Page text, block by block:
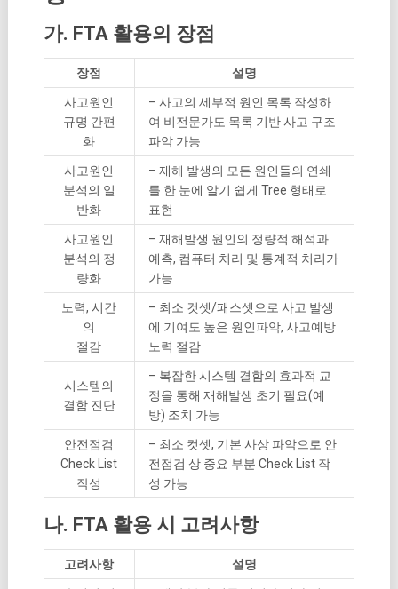
가. FTA 활용의 장점
장점 설명
사고원인
규명 간편
화
– 사고의 세부적 원인 목록 작성하
여 비전문가도 목록 기반 사고 구조
파악 가능
사고원인
분석의 일
반화
– 재해 발생의 모든 원인들의 연쇄
를 한 눈에 알기 쉽게 Tree 형태로
표현
사고원인
분석의 정
량화
– 재해발생 원인의 정량적 해석과
예측, 컴퓨터 처리 및 통계적 처리가
가능
노력, 시간
의
절감
– 최소 컷셋/패스셋으로 사고 발생
에 기여도 높은 원인파악, 사고예방
노력 절감
시스템의
결함 진단
– 복잡한 시스템 결함의 효과적 교
정을 통해 재해발생 초기 필요(예
방) 조치 가능
안전점검
Check List
작성
– 최소 컷셋, 기본 사상 파악으로 안
전점검 상 중요 부분 Check List 작
성 가능
나. FTA 활용 시 고려사항
고려사항 설명